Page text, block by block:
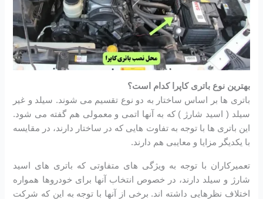
بهترین نوع باتری کاپرا کدام است؟
باتری ها بر اساس ساختار به دو نوع تقسیم می شوند. سیلد و غیر
سیلد ( اسید شارژ ) که به آنها اتمی و معمولی هم گفته می شود.
این باتری ها با توجه به تفاوت هایی که در ساختار دارند، در مقایسه
با یکدیگر مزایا و معایبی هم دارند.
تعمیرکاران با توجه به ویژگی های متفاوتی که باتری های اسید
شارژ و سیلد دارند، در خصوص انتخاب آنها برای خودروها همواره
اختلاف نظرهایی داشته اند. برخی از آنها با توجه به این که شرکت